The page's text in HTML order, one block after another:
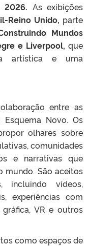
2026. As exibições
Reino Unido, parte
Mundos
e Liverpool, que
artística e uma
entre as
Novo. Os
olhares sobre
comunidades
e narrativas que
mundo. São aceitos
incluindo vídeos,
experiências com
VR e outros
como espaços de